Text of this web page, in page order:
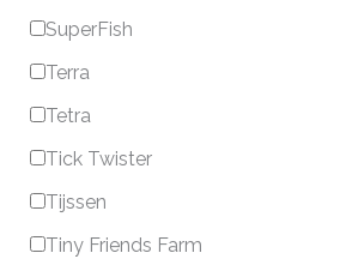
SuperFish
Terra
Tetra
Tick Twister
Tijssen
Tiny Friends Farm